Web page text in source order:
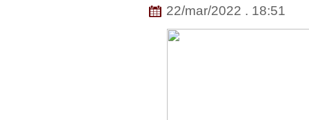
22/mar/2022 . 18:51